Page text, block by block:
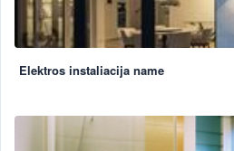
Elektros instaliacija name